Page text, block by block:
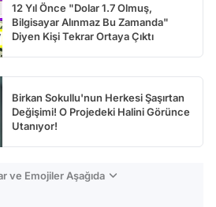
12 Yıl Önce "Dolar 1.7 Olmuş,
Bilgisayar Alınmaz Bu Zamanda"
Diyen Kişi Tekrar Ortaya Çıktı
Birkan Sokullu'nun Herkesi Şaşırtan
Değişimi! O Projedeki Halini Görünce
Utanıyor!
ve Emojiler Aşağıda